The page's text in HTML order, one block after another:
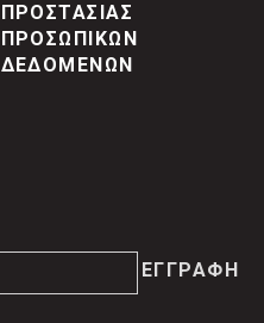
ΠΡΟΣΤΑΣΙΑΣ
ΠΡΟΣΩΠΙΚΩΝ
ΔΕΔΟΜΕΝΩΝ